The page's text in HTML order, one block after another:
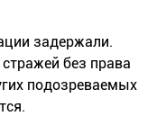
задержали.
без права
подозреваемых